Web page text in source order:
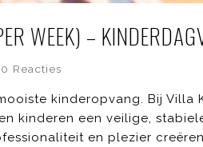
WEEK) –
0 Reacties
kinderopvang. Bij Villa
kinderen een veilige,
en plezier